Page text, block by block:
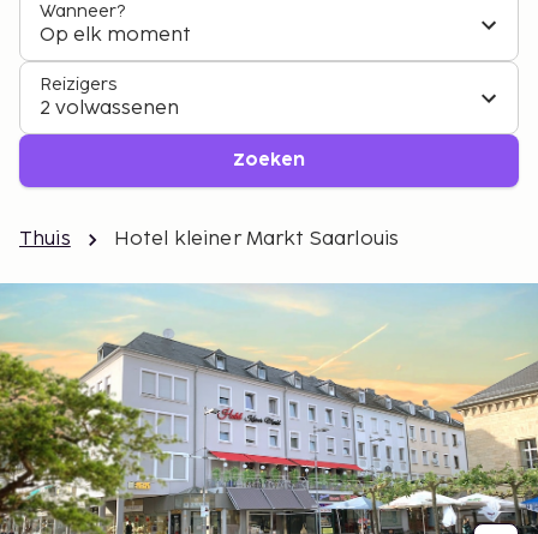
Wanneer?
Op elk moment
Reizigers
2 volwassenen
Zoeken
Thuis Hotel kleiner Markt Saarlouis